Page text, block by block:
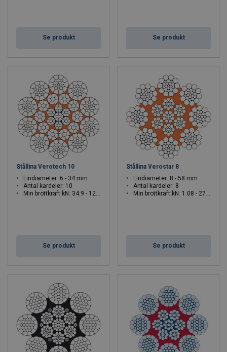
Se produkt Se produkt
Stållina Verotech 10
Lindiameter: 6 - 34 mm
Antal kardeler: 10
Min brottkraft kN: 34.9 - 1220
Se produkt
Stållina Verostar 8
Lindiameter: 8 - 58 mm
Antal kardeler: 8
Min brottkraft kN: 1.08 - 2786
Se produkt